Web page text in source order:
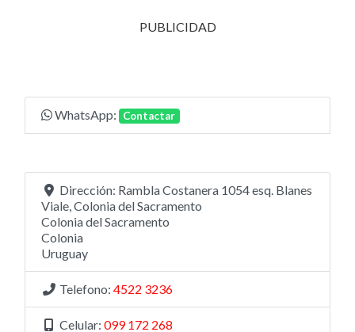
PUBLICIDAD
WhatsApp: Contactar
Dirección: Rambla Costanera 1054 esq. Blanes
Viale, Colonia del Sacramento
Colonia del Sacramento
Colonia
Uruguay
Telefono: 4522 3236
Celular: 099 172 268